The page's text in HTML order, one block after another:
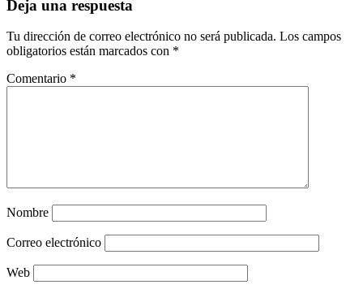
Deja una respuesta
Tu dirección de correo electrónico no será publicada. Los campos
obligatorios están marcados con *
Comentario *
Nombre
Correo electrónico
Web